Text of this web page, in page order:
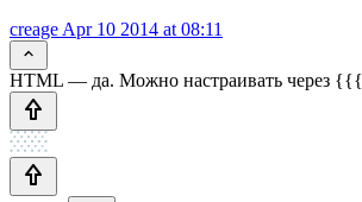
creage Apr 10 2014 at 08:11
HTML — да. Можно настраивать через {{{